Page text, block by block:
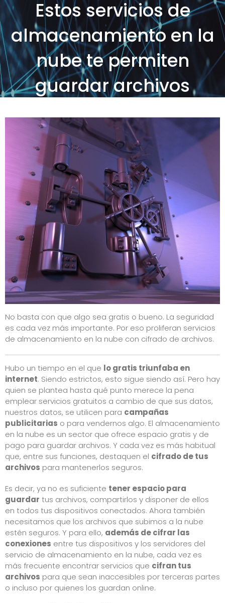
Estos servicios de
almacenamiento en la
nube te permiten
guardar archivos
cifrados con la máxima
seguridad
Posted on bySOS Sistemas
No basta con que algo sea gratis o bueno. La seguridad
es cada vez más importante. Por eso proliferan servicios
de almacenamiento en la nube con cifrado de archivos.
Hubo un tiempo en el que lo gratis triunfaba en
internet. Siendo estrictos, esto sigue siendo así. Pero hay
quien se plantea hasta qué punto merece la pena
emplear servicios gratuitos a cambio de que sus datos,
nuestros datos, se utilicen para campañas
publicitarias o para vendernos algo. El almacenamiento
en la nube es un sector que ofrece espacio gratis y de
pago para guardar archivos. Y cada vez es más habitual
que, entre sus funciones, destaquen el cifrado de tus
archivos para mantenerlos seguros.
Es decir, ya no es suficiente tener espacio para
guardar tus archivos, compartirlos y disponer de ellos
en todos tus dispositivos conectados. Ahora también
necesitamos que los archivos que subimos a la nube
estén seguros. Y para ello, además de cifrar las
conexiones entre tus dispositivos y los servidores del
servicio de almacenamiento en la nube, cada vez es
más frecuente encontrar servicios que cifran tus
archivos para que sean inaccesibles por terceras partes
o incluso por quienes los guardan online.